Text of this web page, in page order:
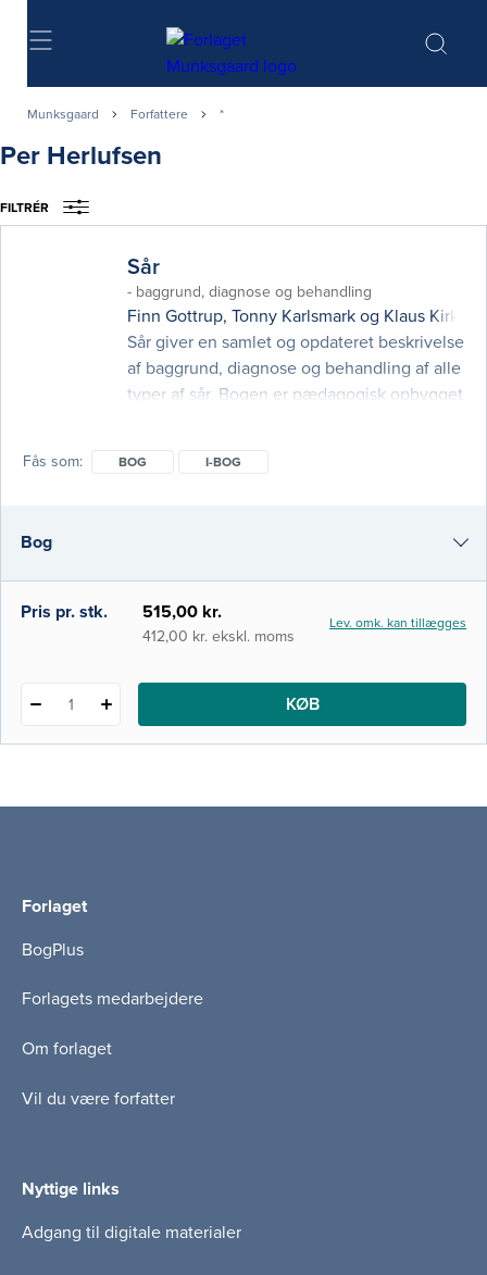
Søg
Munksgaard Forfattere *
Per Herlufsen
FILTRÉR
Sår
- baggrund, diagnose og behandling
Finn Gottrup, Tonny Karlsmark og Klaus
Sår giver en samlet og opdateret beskrivelse
af baggrund, diagnose og behandling af alle
typer af sår. Bogen er pædagogisk opbygget
opstår for sårpatienter, og den specielle del
omarbejdet og o
Fås som BOG I-BOG
Bog
i-bog
Pris pr. stk. 515,00 kr.
412,00 kr. ekskl. moms
Lev. omk. kan tillægges
1 KØB
Forlaget
BogPlus
Forlagets medarbejdere
Om forlaget
Vil du være forfatter
Nyttige links
Adgang til digitale materialer